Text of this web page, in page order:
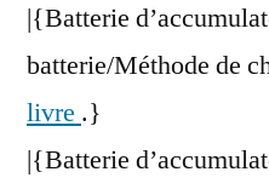
|{Batterie
batterie/Méthode de
livre .}
|{Batterie